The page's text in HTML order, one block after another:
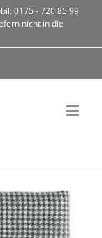
0175 - 720 85 99
nicht in die